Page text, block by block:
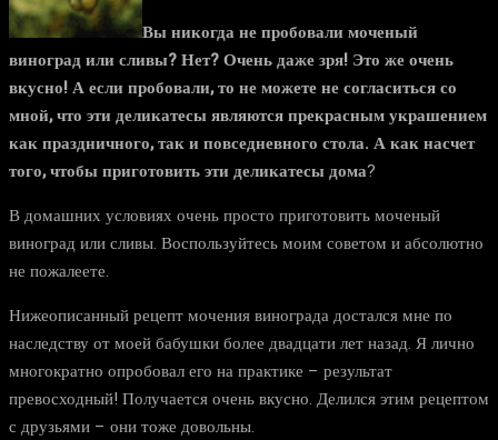
Вы никогда не пробовали моченый
виноград или сливы? Нет? Очень даже зря! Это же очень
вкусно! А если пробовали, то не можете не согласиться со
мной, что эти деликатесы являются прекрасным украшением
как праздничного, так и повседневного стола. А как насчет
того, чтобы приготовить эти деликатесы дома?
В домашних условиях очень просто приготовить моченый
виноград или сливы. Воспользуйтесь моим советом и абсолютно
не пожалеете.
Нижеописанный рецепт мочения винограда достался мне по
наследству от моей бабушки более двадцати лет назад. Я лично
многократно опробовал его на практике – результат
превосходный! Получается очень вкусно. Делился этим рецептом
с друзьями – они тоже довольны.